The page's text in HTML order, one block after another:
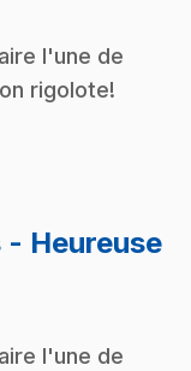
l'une de
rigolote!
Heureuse
l'une de